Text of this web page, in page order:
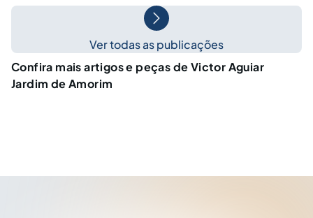
Ver todas as publicações
Confira mais artigos e peças de Victor Aguiar
Jardim de Amorim